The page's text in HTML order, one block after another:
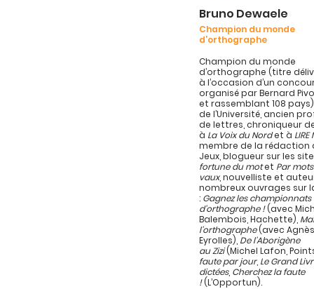
Bruno Dewaele
Champion du monde
d’orthographe
Champion du monde
d’orthographe (titre
à l’occasion d’un
organisé par Bernard
et rassemblant 108
de l’Université, ancien
de lettres, chroniqueur
à La Voix du Nordet à
membre de la rédaction
Jeux, blogueur sur les
fortune du motet Par
vaux, nouvelliste et
nombreux ouvrages sur
: Gagnez les championnats
d’orthographe !(avec
Balembois, Hachette),
l’orthographe(avec
Eyrolles), De l’Aborigène
au Zizi(Michel Lafon,
faute par jour, Le Grand
dictées, Cherchez la faute
!(L’Opportun).